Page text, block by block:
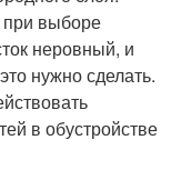
выборе
неровный, и
нужно сделать.
в обустройстве